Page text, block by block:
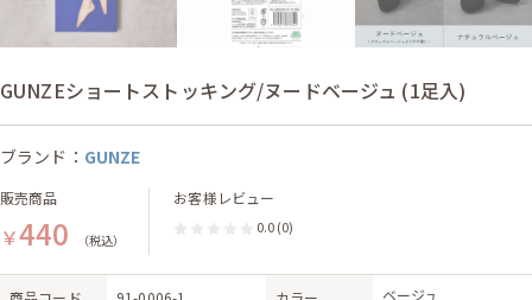
GUNZEショートストッキング/ヌードベージュ (1足入)
ブランド： GUNZE
販売商品
￥440 （税込）
お客様レビュー
0.0(0)
ベージュ